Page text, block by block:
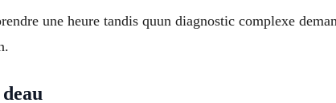
une heure tandis quun diagnostic complexe